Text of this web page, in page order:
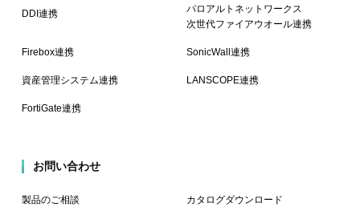
DDI連携
パロアルトネットワークス
次世代ファイアウオール連携
Firebox連携 SonicWall連携
資産管理システム連携 LANSCOPE連携
FortiGate連携
お問い合わせ
製品のご相談 カタログダウンロード